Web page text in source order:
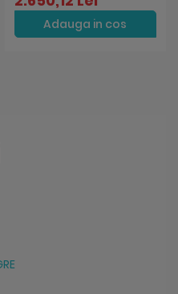
Adauga in cos